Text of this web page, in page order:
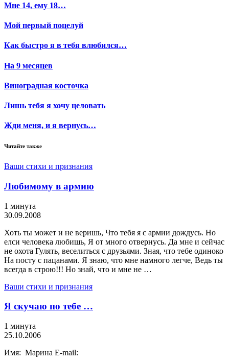
Мне 14, ему 18…
Мой первый поцелуй
Как быстро я в тебя влюбился…
На 9 месяцев
Виноградная косточка
Лишь тебя я хочу целовать
Жди меня, и я вернусь…
Читайте также
Ваши стихи и признания
Любимому в армию
1 минута
30.09.2008
Хоть ты может и не веришь, Что тебя я с армии дождусь. Но
елси человека любишь, Я от много отвернусь. Да мне и сейчас
не охота Гулять, веселиться с друзьями. Зная, что тебе одиноко
На посту с пацанами. Я знаю, что мне намного легче, Ведь ты
всегда в строю!!! Но знай, что и мне не …
Ваши стихи и признания
Я скучаю по тебе …
1 минута
25.10.2006
Имя: Марина E-mail: